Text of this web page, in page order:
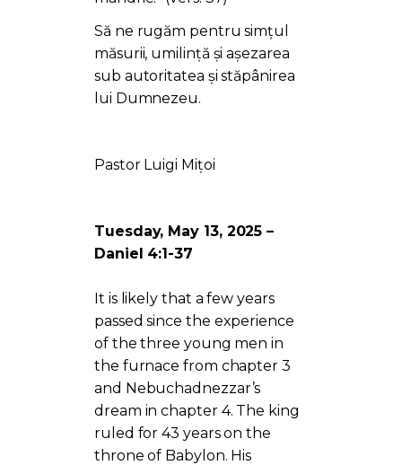
Să ne rugăm pentru simțul
măsurii, umilință și așezarea
sub autoritatea și stăpânirea
lui Dumnezeu.
Pastor Luigi Mițoi
Tuesday, May 13, 2025 –
Daniel 4:1-37
It is likely that a few years
passed since the experience
of the three young men in
the furnace from chapter 3
and Nebuchadnezzar’s
dream in chapter 4. The king
ruled for 43 years on the
throne of Babylon. His